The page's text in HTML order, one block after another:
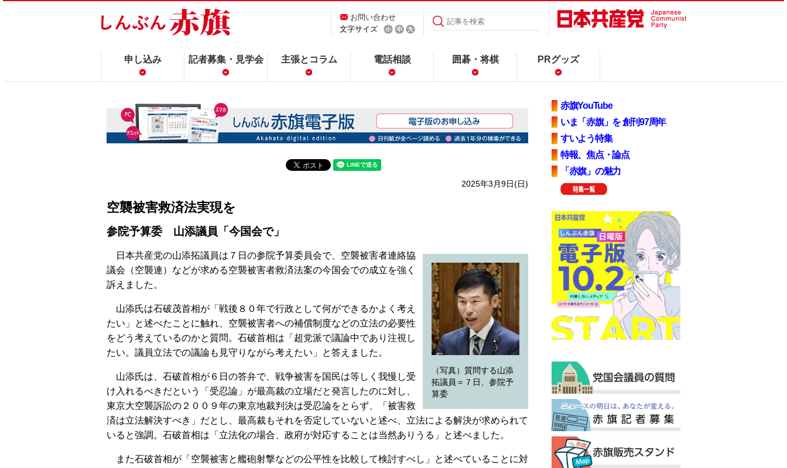
お問い合わせ
文字サイズ
申し込み 記者募集・見学会 主張とコラム 電話相談 囲碁・将棋 PRグッズ
2025年3月9日(日)
空襲被害救済法実現を
参院予算委 山添議員「今国会で」
（写真）質問する山添
拓議員＝７日、参院予
算委
日本共産党の山添拓議員は７日の参院予算委員会で、空襲被害者連絡協
議会（空襲連）などが求める空襲被害者救済法案の今国会での成立を強く
訴えました。
山添氏は石破茂首相が「戦後８０年で行政として何ができるかよく考え
たい」と述べたことに触れ、空襲被害者への補償制度などの立法の必要性
をどう考えているのかと質問。石破首相は「超党派で議論中であり注視し
たい。議員立法での議論も見守りながら考えたい」と答えました。
山添氏は、石破首相が６日の答弁で、戦争被害を国民は等しく我慢し受
け入れるべきだという「受忍論」が最高裁の立場だと発言したのに対し、
東京大空襲訴訟の２００９年の東京地裁判決は受忍論をとらず、「被害救
済は立法解決すべき」だとし、最高裁もそれを否定していないと述べ、立法による解決が求められて
いると強調。石破首相は「立法化の場合、政府が対応することは当然ありうる」と述べました。
また石破首相が「空襲被害と艦砲射撃などの公平性を比較して検討すべし」と述べていることに対
赤旗YouTube
いま「赤旗」を 創刊97周年
すいよう特集
特報、焦点・論点
「赤旗」の魅力